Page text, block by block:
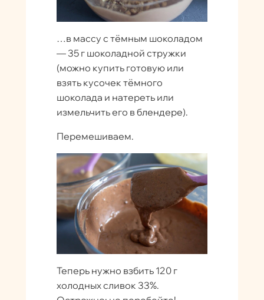
…в массу с тёмным шоколадом
— 35 г шоколадной стружки
(можно купить готовую или
взять кусочек тёмного
шоколада и натереть или
измельчить его в блендере).
Перемешиваем.
Теперь нужно взбить 120 г
холодных сливок 33%.